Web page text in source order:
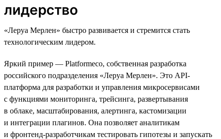
лидерство
«Леруа Мерлен» быстро развивается и стремится стать
технологическим лидером.
Яркий пример — Platformeco, собственная разработка
российского подразделения «Леруа Мерлен». Это API-
платформа для разработки и управления микросервисами
с функциями мониторинга, трейсинга, развертывания
в облаке, масштабирования, алертинга, кастомизации
и интеграции плагинов. Она позволяет аналитикам
и фронтенд-разработчикам тестировать гипотезы и запускать